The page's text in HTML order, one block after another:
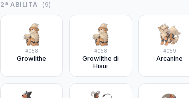
2ª ABILITÀ ( 9)
#058
Growlithe
#058
Growlithe di
Hisui
#059
Arcanine